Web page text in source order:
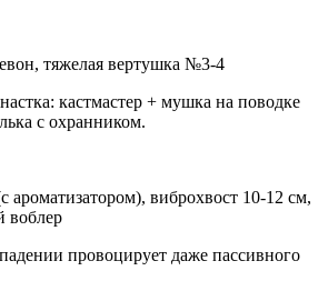
тяжелая вертушка №3-4
кастмастер + мушка на поводке
с охранником.
ароматизатором), виброхвост 10-12 см,
воблер
провоцирует даже пассивного